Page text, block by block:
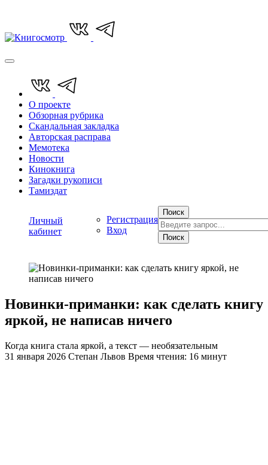
О проекте
Обзорная рубрика
Скандальная закладка
Авторская расправа
Мемотека
Новости
Кинокнига
Загадки рукописи
Тамиздат
Личный
кабинет
Регистрация
Вход
Поиск
Поиск
Новинки-приманки: как сделать книгу
яркой, не написав ничего
Когда книга стала яркой, а текст — необязательным
31 января 2026 Степан Львов Время чтения: 16 минут